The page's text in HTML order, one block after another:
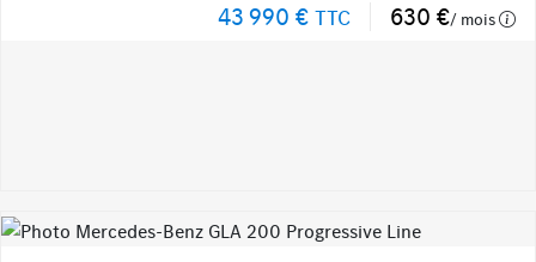
43 990 € TTC 630 €/ mois